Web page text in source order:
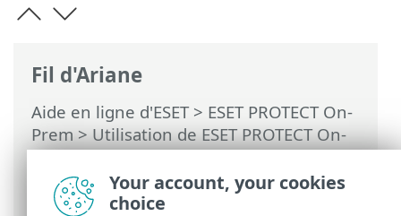
Fil d'Ariane
Aide en ligne d'ESET> ESET PROTECT On-
Prem>Utilisation de ESET PROTECT On-
Prem>ESET PROTECT On-Prem Menu
principal
>Ordinateurs> Groupes>
Groupes statiques
Your account, your cookies
choice